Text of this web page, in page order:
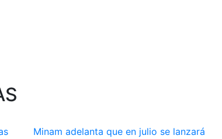
Minam adelanta que en julio se lanzará